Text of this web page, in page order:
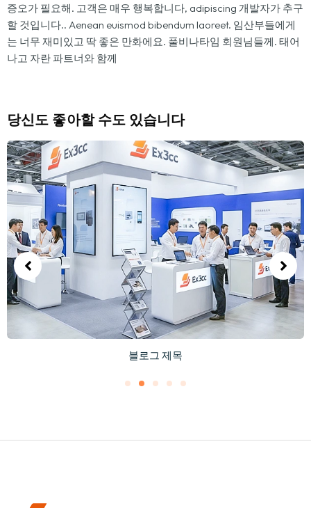
증오가 필요해. 고객은 매우 행복합니다, adipiscing 개발자가 추구
할 것입니다.. Aenean euismod bibendum laoreet. 임산부들에게
는 너무 재미있고 딱 좋은 만화에요. 풀비나타임 회원님들께. 태어
나고 자란 파트너와 함께
당신도 좋아할 수도 있습니다
블로그 제목